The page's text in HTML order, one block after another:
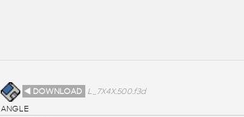
◄ DOWNLOAD
L_7X4X.500.f3d
ANGLE